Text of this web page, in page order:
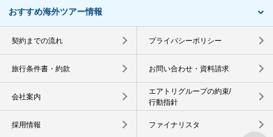
おすすめ海外ツアー情報
契約までの流れ プライバシーポリシー
旅行条件書・約款 お問い合わせ・資料請求
会社案内
エアトリグループの約束/
行動指針
採用情報 ファイナリスタ